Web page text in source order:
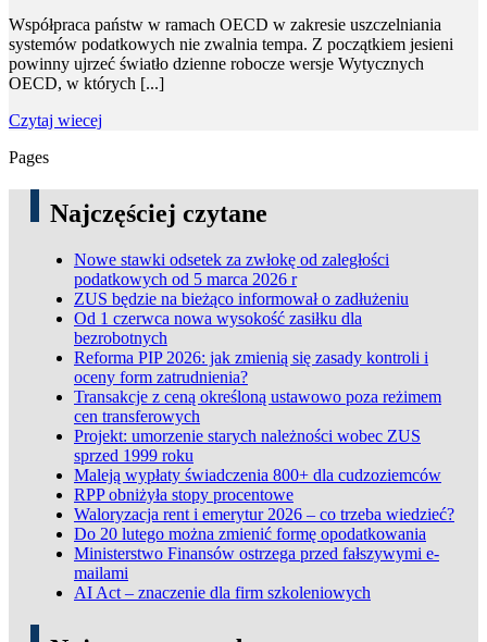
Współpraca państw w ramach OECD w zakresie uszczelniania
systemów podatkowych nie zwalnia tempa. Z początkiem jesieni
powinny ujrzeć światło dzienne robocze wersje Wytycznych
OECD, w których [...]
Czytaj wiecej
Pages
Najczęściej czytane
Nowe stawki odsetek za zwłokę od zaległości
podatkowych od 5 marca 2026 r
ZUS będzie na bieżąco informował o zadłużeniu
Od 1 czerwca nowa wysokość zasiłku dla
bezrobotnych
Reforma PIP 2026: jak zmienią się zasady kontroli i
oceny form zatrudnienia?
Transakcje z ceną określoną ustawowo poza reżimem
cen transferowych
Projekt: umorzenie starych należności wobec ZUS
sprzed 1999 roku
Maleją wypłaty świadczenia 800+ dla cudzoziemców
RPP obniżyła stopy procentowe
Waloryzacja rent i emerytur 2026 – co trzeba wiedzieć?
Do 20 lutego można zmienić formę opodatkowania
Ministerstwo Finansów ostrzega przed fałszywymi e-
mailami
AI Act – znaczenie dla firm szkoleniowych